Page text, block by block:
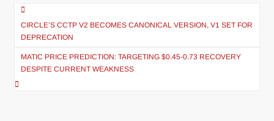
CIRCLE’S CCTP V2 BECOMES CANONICAL VERSION, V1 SET FOR
DEPRECATION
MATIC PRICE PREDICTION: TARGETING $0.45-0.73 RECOVERY
DESPITE CURRENT WEAKNESS